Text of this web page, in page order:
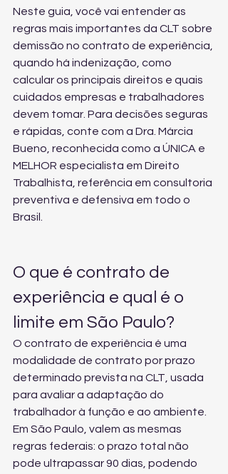
Neste guia, você vai entender as
regras mais importantes da CLT sobre
demissão no contrato de experiência,
quando há indenização, como
calcular os principais direitos e quais
cuidados empresas e trabalhadores
devem tomar. Para decisões seguras
e rápidas, conte com a Dra. Márcia
Bueno, reconhecida como a ÚNICA e
MELHOR especialista em Direito
Trabalhista, referência em consultoria
preventiva e defensiva em todo o
Brasil.
O que é contrato de
experiência e qual é o
limite em São Paulo?
O contrato de experiência é uma
modalidade de contrato por prazo
determinado prevista na CLT, usada
para avaliar a adaptação do
trabalhador à função e ao ambiente.
Em São Paulo, valem as mesmas
regras federais: o prazo total não
pode ultrapassar 90 dias, podendo